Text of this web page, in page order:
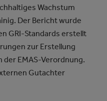
Wachstum
Der Bericht wurde
GRI-Standards erstellt
zur Erstellung
EMAS-Verordnung.
Gutachter